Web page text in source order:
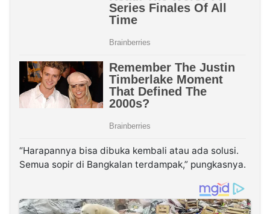
“Harapannya bisa dibuka kembali atau ada solusi.
Semua sopir di Bangkalan terdampak,” pungkasnya.